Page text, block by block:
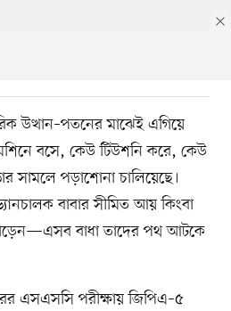
উত্থান–পতনের মাঝেই এগিয়ে
বসে, কেউ টিউশনি করে, কেউ
সামলে পড়াশোনা চালিয়েছে।
বাবার সীমিত আয় কিংবা
বাধা তাদের পথ আটকে
এসএসসি পরীক্ষায় জিপিএ–৫